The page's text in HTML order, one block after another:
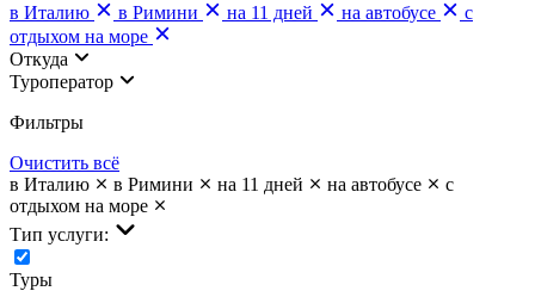
в Италию
в Римини на 11 дней на автобусе
с
отдыхом на море
Откуда
Туроператор
Фильтры
Очистить всё
в Италию
в Римини на 11 дней на автобусе
с
отдыхом на море
Тип услуги:
Туры